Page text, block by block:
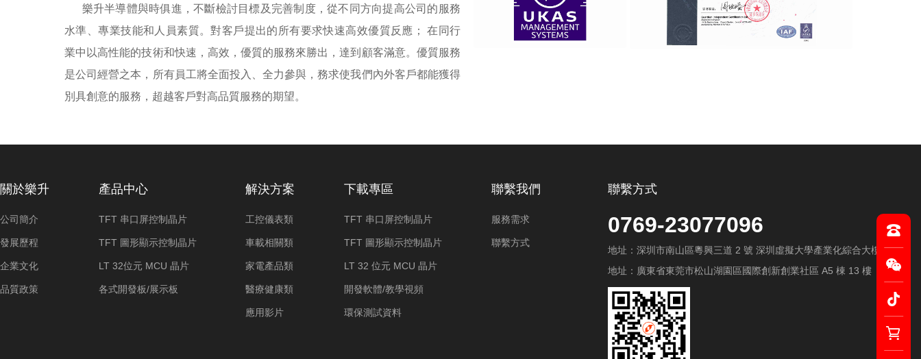
樂升半導體與時俱進，不斷檢討目標及完善制度，從不同方向提高公司的服務
水準、專業技能和人員素質。對客戶提出的所有要求快速高效優質反應； 在同行
業中以高性能的技術和快速，高效，優質的服務來勝出，達到顧客滿意。優質服務
是公司經營之本，所有員工將全面投入、全力參與，務求使我們內外客戶都能獲得
別具創意的服務，超越客戶對高品質服務的期望。
聯繫方式
0769-23077096
地址：深圳市南山區粵興三道 2 號 深圳虛擬大學產業化綜合大樓 A603
地址：廣東省東莞市松山湖園區國際創新創業社區 A5 棟 13 樓
關於樂升
公司簡介
發展歷程
企業文化
品質政策
產品中心
TFT 串口屏控制晶片
TFT 圖形顯示控制晶片
LT 32位元 MCU 晶片
各式開發板/展示板
解決方案
工控儀表類
車載相關類
家電產品類
醫療健康類
應用影片
下載專區
TFT 串口屏控制晶片
TFT 圖形顯示控制晶片
LT 32 位元 MCU 晶片
開發軟體/教學視頻
環保測試資料
聯繫我們
服務需求
聯繫方式